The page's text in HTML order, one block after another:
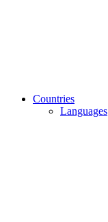
Countries
Languages